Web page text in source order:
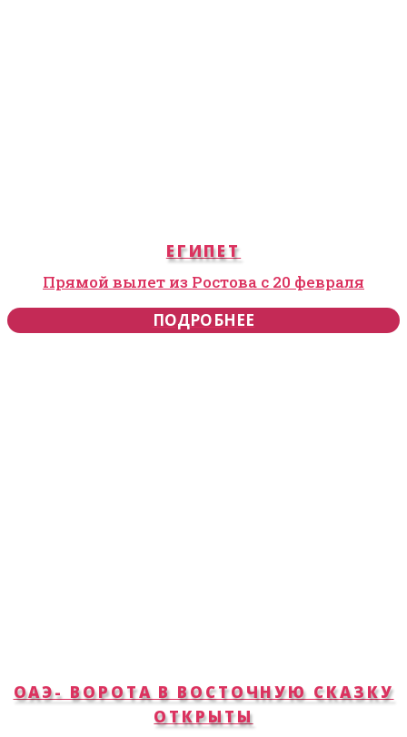
ЕГИПЕТ
Прямой вылет из Ростова с 20 февраля
ПОДРОБНЕЕ
ОАЭ- ВОРОТА В ВОСТОЧНУЮ СКАЗКУ
ОТКРЫТЫ